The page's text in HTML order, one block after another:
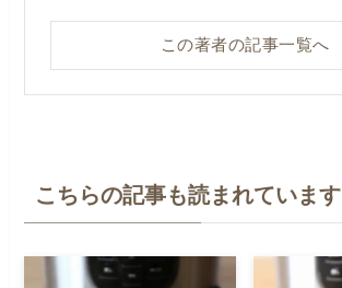
この著者の記事一覧へ
こちらの記事も読まれています